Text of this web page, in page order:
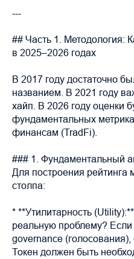
---
## Часть 1. Методология:
в 2025–2026 годах
В 2017 году достаточно
названием. В 2021 году
хайп. В 2026 году оценки
фундаментальных
финансам (TradFi).
### 1. Фундаментальный
Для построения рейтинга
столпа:
* **Утилитарность
реальную проблему? Если
governance (голосования),
Токен должен быть